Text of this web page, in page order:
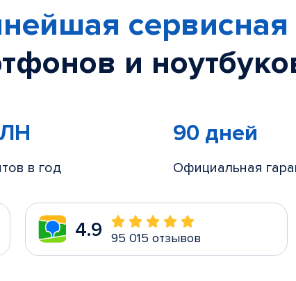
сервисная
и
в год
90 дней
Официальная
4.9 95 015 отзывов